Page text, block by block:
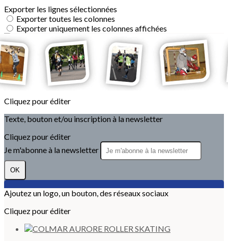
Exporter les lignes sélectionnées
Exporter toutes les colonnes
Exporter uniquement les colonnes affichées
Menu
?>
Images de la page d'accueil
Cliquez pour éditer
Texte, bouton et/ou inscription à la newsletter
Cliquez pour éditer
Je m'abonne à la newsletter
OK
Ajoutez un logo, un bouton, des réseaux sociaux
Cliquez pour éditer